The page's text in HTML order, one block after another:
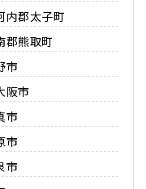
内郡太子町
郡熊取町
市
阪市
市
市
市